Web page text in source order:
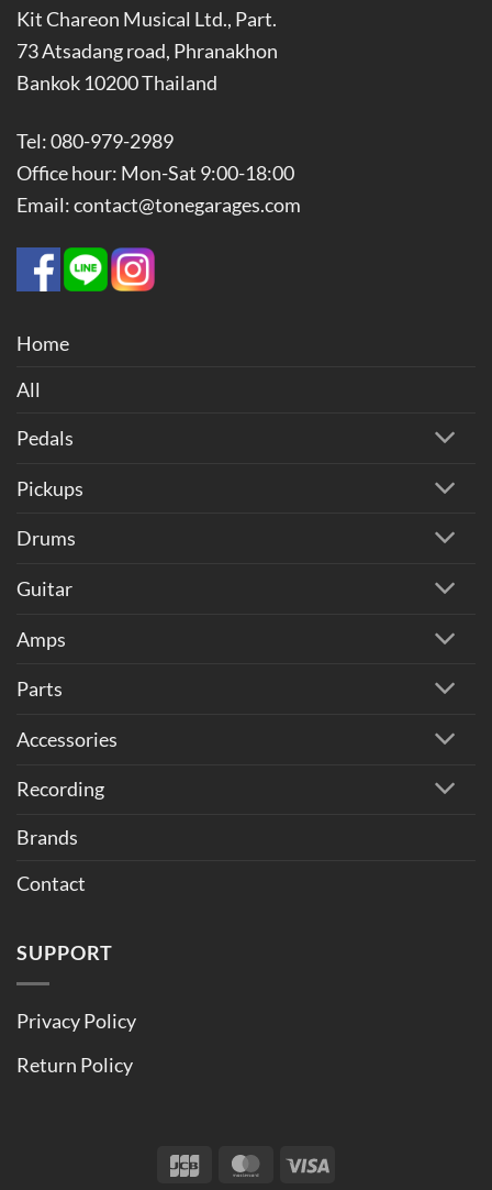
Kit Chareon Musical Ltd., Part.
73 Atsadang road, Phranakhon
Bankok 10200 Thailand
Tel: 080-979-2989
Office hour: Mon-Sat 9:00-18:00
Email: contact@tonegarages.com
Home
All
Pedals
Pickups
Drums
Guitar
Amps
Parts
Accessories
Recording
Brands
Contact
SUPPORT
Privacy Policy
Return Policy
JCB MasterCard